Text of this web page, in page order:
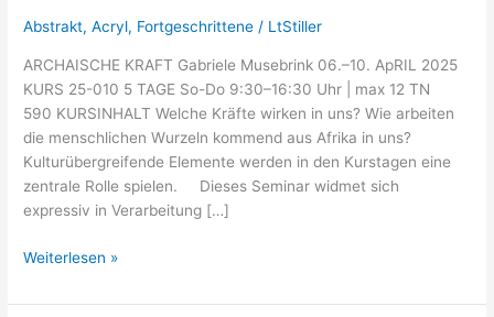
Abstrakt,Acryl, Fortgeschrittene / LtStiller
ARCHAISCHE KRAFT Gabriele Musebrink 06.–10. ApRIL 2025
KURS 25-010 5 TAGE So-Do 9:30–16:30 Uhr | max 12 TN
590 KURSINHALT Welche Kräfte wirken in uns? Wie arbeiten
die menschlichen Wurzeln kommend aus Afrika in uns?
Kulturübergreifende Elemente werden in den Kurstagen eine
zentrale Rolle spielen. Dieses Seminar widmet sich
expressiv in Verarbeitung […]
Weiterlesen »